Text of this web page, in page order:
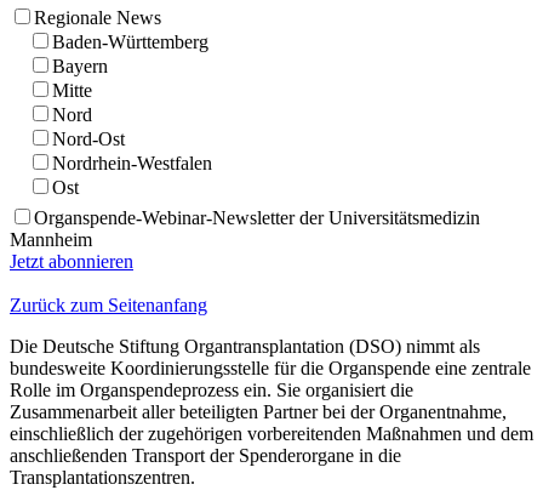
Regionale News
Baden-Württemberg
Bayern
Mitte
Nord
Nord-Ost
Nordrhein-Westfalen
Ost
Organspende-Webinar-Newsletter der Universitätsmedizin
Mannheim
Jetzt abonnieren
Zurück zum Seitenanfang
Die Deutsche Stiftung Organtransplantation (DSO) nimmt als
bundesweite Koordinierungsstelle für die Organspende eine zentrale
Rolle im Organspendeprozess ein. Sie organisiert die
Zusammenarbeit aller beteiligten Partner bei der Organentnahme,
einschließlich der zugehörigen vorbereitenden Maßnahmen und dem
anschließenden Transport der Spenderorgane in die
Transplantationszentren.